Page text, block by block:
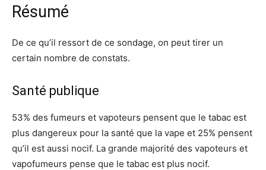
Résumé
De ce qu’il ressort de ce sondage, on peut tirer un
certain nombre de constats.
Santé publique
53% des fumeurs et vapoteurs pensent que le tabac est
plus dangereux pour la santé que la vape et 25% pensent
qu’il est aussi nocif. La grande majorité des vapoteurs et
vapofumeurs pense que le tabac est plus nocif.